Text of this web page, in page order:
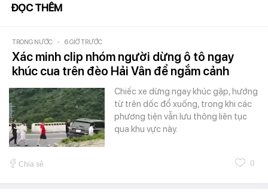
ĐỌC THÊM
TRONG NƯỚC - 6 GIỜ TRƯỚC
Xác minh clip nhóm người dừng ô tô ngay
khúc cua trên đèo Hải Vân để ngắm cảnh
Chiếc xe dừng ngay khúc gập, hướng
từ trên dốc đổ xuống, trong khi các
phương tiện vẫn lưu thông liên tục
qua khu vực này.
Chia sẻ 0